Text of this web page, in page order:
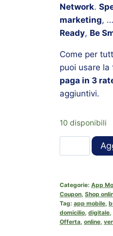
Network.
marketing, …
Ready, Be
Come per
puoi usare
paga in 3
aggiuntivi.
10 disponibili
Categorie: App
Coupon, Shop
Tag: app mobile,
domicilio, digitale,
Offerta, online,